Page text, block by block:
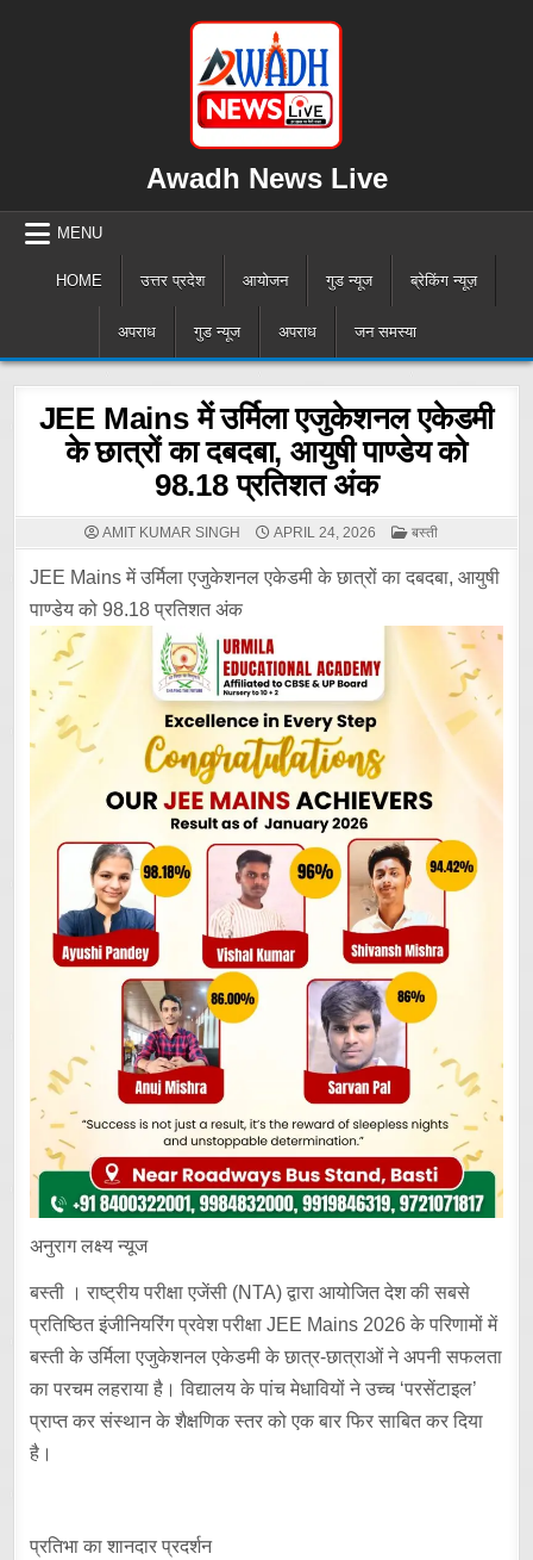
Awadh News Live
MENU
HOME उत्तर प्रदेश आयोजन गुड न्यूज ब्रेकिंग न्यूज़
अपराध गुड न्यूज अपराध जन समस्या
JEE Mains में उर्मिला एजुकेशनल एकेडमी
के छात्रों का दबदबा, आयुषी पाण्डेय को
98.18 प्रतिशत अंक
AMIT KUMAR SINGH APRIL 24, 2026
POSTED
IN
बस्ती
JEE Mains में उर्मिला एजुकेशनल एकेडमी के छात्रों का दबदबा, आयुषी
पाण्डेय को 98.18 प्रतिशत अंक
अनुराग लक्ष्य न्यूज
बस्ती । राष्ट्रीय परीक्षा एजेंसी (NTA) द्वारा आयोजित देश की सबसे
प्रतिष्ठित इंजीनियरिंग प्रवेश परीक्षा JEE Mains 2026 के परिणामों में
बस्ती के उर्मिला एजुकेशनल एकेडमी के छात्र-छात्राओं ने अपनी सफलता
का परचम लहराया है। विद्यालय के पांच मेधावियों ने उच्च ‘परसेंटाइल’
प्राप्त कर संस्थान के शैक्षणिक स्तर को एक बार फिर साबित कर दिया
है।
प्रतिभा का शानदार प्रदर्शन